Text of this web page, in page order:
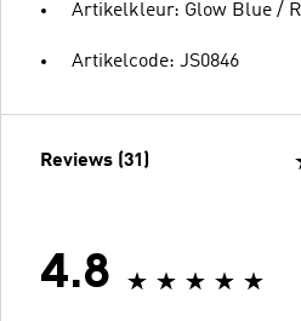
Artikelkleur: Glow Blue /
Artikelcode: JS0846
Reviews (31)
4.8